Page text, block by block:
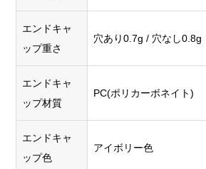
エンドキャ
ップ重さ
穴あり0.7g / 穴なし0.8g
エンドキャ
ップ材質
PC(ポリカーボネイト)
エンドキャ
ップ色
アイボリー色